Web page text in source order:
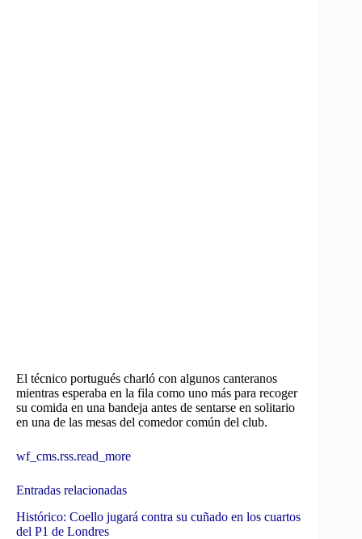
El técnico portugués charló con algunos canteranos
mientras esperaba en la fila como uno más para recoger
su comida en una bandeja antes de sentarse en solitario
en una de las mesas del comedor común del club.
wf_cms.rss.read_more
Entradas relacionadas
Histórico: Coello jugará contra su cuñado en los cuartos
del P1 de Londres